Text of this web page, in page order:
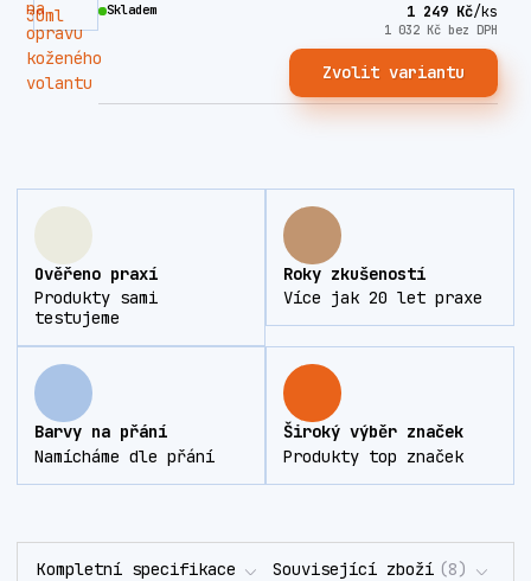
1 249 Kč/ks
1 032 Kč bez DPH
Skladem
Zvolit variantu
Ověřeno praxí
Produkty sami
testujeme
Roky zkušeností
Více jak 20 let praxe
Barvy na přání
Namícháme dle přání
Široký výběr značek
Produkty top značek
Kompletní specifikace Související zboží 8